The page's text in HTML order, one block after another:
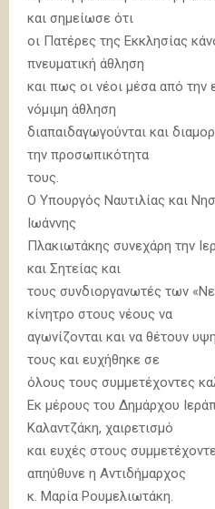
και σημείωσε ότι
οι Πατέρες της Εκκλησίας
πνευματική άθληση
και πως οι νέοι μέσα από την
νόμιμη άθληση
διαπαιδαγωγούνται και
την προσωπικότητα
τους.
Ο Υπουργός Ναυτιλίας και
Ιωάννης
Πλακιωτάκης συνεχάρη την
και Σητείας και
τους συνδιοργανωτές των
κίνητρο στους νέους να
αγωνίζονται και να θέτουν
τους και ευχήθηκε σε
όλους τους συμμετέχοντες
Εκ μέρους του Δημάρχου
Καλαντζάκη, χαιρετισμό
και ευχές στους
απηύθυνε η Αντιδήμαρχος
κ. Μαρία Ρουμελιωτάκη.